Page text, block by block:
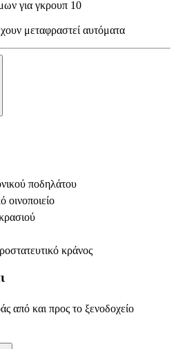
για γκρουπ 10
μεταφραστεί αυτόματα
ποδηλάτου
οινοποιείο
κράνος
από και προς το ξενοδοχείο